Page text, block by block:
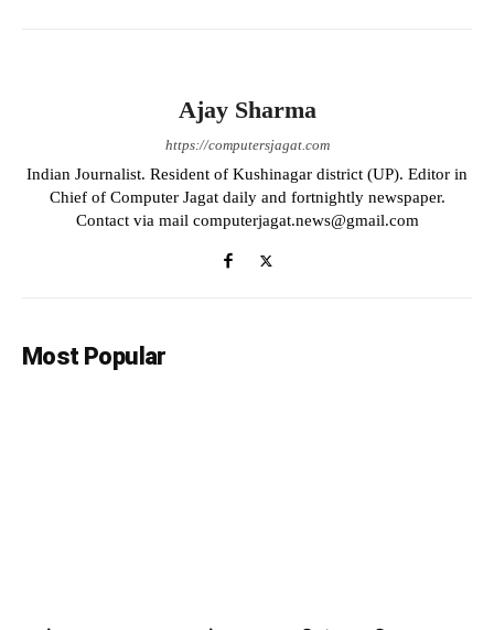
Ajay Sharma
https://computersjagat.com
Indian Journalist. Resident of Kushinagar district (UP). Editor in
Chief of Computer Jagat daily and fortnightly newspaper.
Contact via mail computerjagat.news@gmail.com
Most Popular